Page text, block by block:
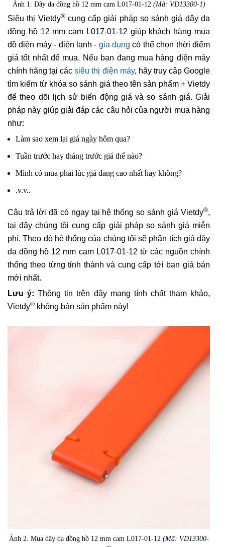
Ảnh 1. Dây da đồng hồ 12 mm cam L017-01-12 (Mã: VD13300-1)
Siêu thị Vietdy®cung cấp giải pháp so sánh giá dây da
đồng hồ 12 mm cam L017-01-12 giúp khách hàng mua
đồ điện máy - điện lạnh - gia dụng có thể chọn thời điểm
giá tốt nhất để mua. Nếu bạn đang mua hàng điện máy
chính hãng tại cácsiêu thị điện máy, hãy truy cập Google
tìm kiếm từ khóa so sánh giá theo tên sản phẩm + Vietdy
để theo dõi lịch sử biến động giá và so sánh giá. Giải
pháp này giúp giải đáp các câu hỏi của người mua hàng
như:
Làm sao xem lại giá ngày hôm qua?
Tuần trước hay tháng trước giá thế nào?
Mình có mua phải lúc giá đang cao nhất hay không?
.v.v..
Câu trả lời đã có ngay tại hệ thống so sánh giá Vietdy®,
tại đây chúng tôi cung cấp giải pháp so sánh giá miễn
phí. Theo đó hệ thống của chúng tôi sẽ phân tích giá dây
da đồng hồ 12 mm cam L017-01-12 từ các nguồn chính
thống theo từng tỉnh thành và cung cấp tới bạn giá bán
mới nhất.
Lưu ý: Thông tin trên đây mang tính chất tham khảo,
Vietdy® không bán sản phẩm này!
Ảnh 2. Mua dây da đồng hồ 12 mm cam L017-01-12 (Mã: VD13300-